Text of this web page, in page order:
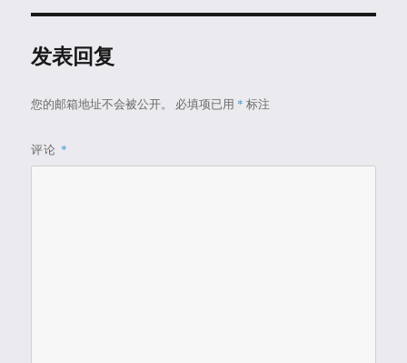
发表回复
您的邮箱地址不会被公开。 必填项已用 * 标注
评论 *